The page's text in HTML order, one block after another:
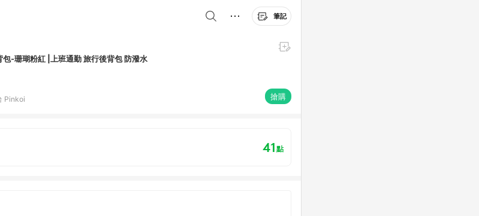
筆記
Siena Pro 13 智能背包-珊瑚粉紅 |上班通勤 旅行後背包 防潑水
Pinkoi 搶購
41點